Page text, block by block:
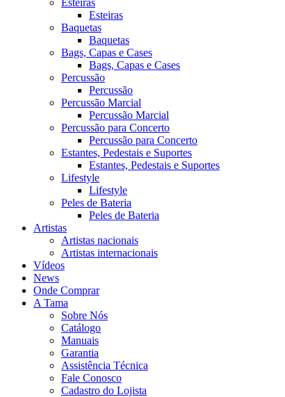
Esteiras
Esteiras
Baquetas
Baquetas
Bags, Capas e Cases
Bags, Capas e Cases
Percussão
Percussão
Percussão Marcial
Percussão Marcial
Percussão para Concerto
Percussão para Concerto
Estantes, Pedestais e Suportes
Estantes, Pedestais e Suportes
Lifestyle
Lifestyle
Peles de Bateria
Peles de Bateria
Artistas
Artistas nacionais
Artistas internacionais
Vídeos
News
Onde Comprar
A Tama
Sobre Nós
Catálogo
Manuais
Garantia
Assistência Técnica
Fale Conosco
Cadastro do Lojista